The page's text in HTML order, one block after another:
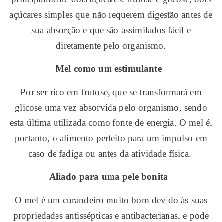
açúcares simples que não requerem digestão antes de
sua absorção e que são assimilados fácil e
diretamente pelo organismo.
Mel como um estimulante
Por ser rico em frutose, que se transformará em
glicose uma vez absorvida pelo organismo, sendo
esta última utilizada como fonte de energia. O mel é,
portanto, o alimento perfeito para um impulso em
caso de fadiga ou antes da atividade física.
Aliado para uma pele bonita
O mel é um curandeiro muito bom devido às suas
propriedades antissépticas e antibacterianas, e pode